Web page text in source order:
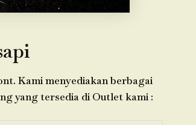
Kami menyediakan berbagai
yang tersedia di Outlet kami :